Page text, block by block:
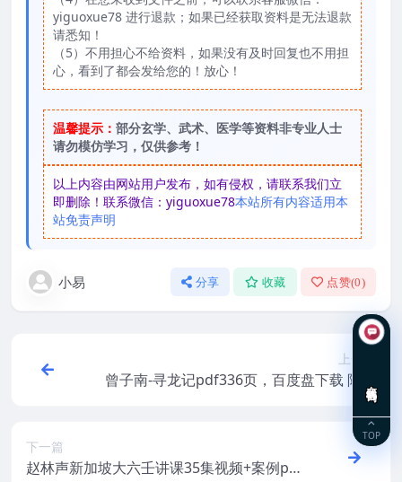
yiguoxue78 进行退款；如果已经获取资料是无法退款
请悉知！
（5）不用担心不给资料，如果没有及时回复也不用担
心，看到了都会发给您的！放心！
温馨提示： 部分玄学、武术、医学等资料非专业人士
请勿模仿学习，仅供参考！
以上内容由网站用户发布，如有侵权，请联系我们立
即删除！联系微信：yiguoxue78本站所有内容适用本
站免责声明
小易 分享 收藏 点赞(0)
上一篇
曾子南-寻龙记pdf336页，百度盘下载 阿里
云盘
下一篇
赵林声新加坡大六壬讲课35集视频+案例pdf
TOP